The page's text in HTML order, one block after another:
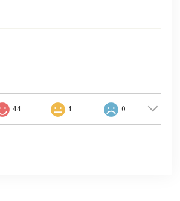
44 1 0